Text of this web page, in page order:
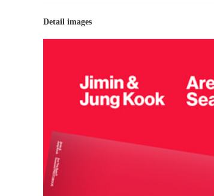
Detail images